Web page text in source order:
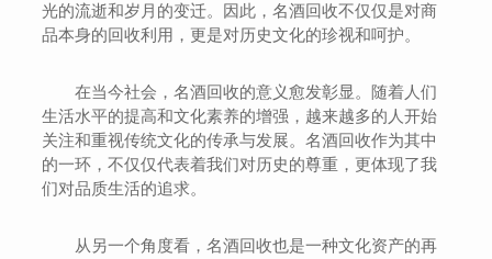
光的流逝和岁月的变迁。因此，名酒回收不仅仅是对商
品本身的回收利用，更是对历史文化的珍视和呵护。
在当今社会，名酒回收的意义愈发彰显。随着人们
生活水平的提高和文化素养的增强，越来越多的人开始
关注和重视传统文化的传承与发展。名酒回收作为其中
的一环，不仅仅代表着我们对历史的尊重，更体现了我
们对品质生活的追求。
从另一个角度看，名酒回收也是一种文化资产的再